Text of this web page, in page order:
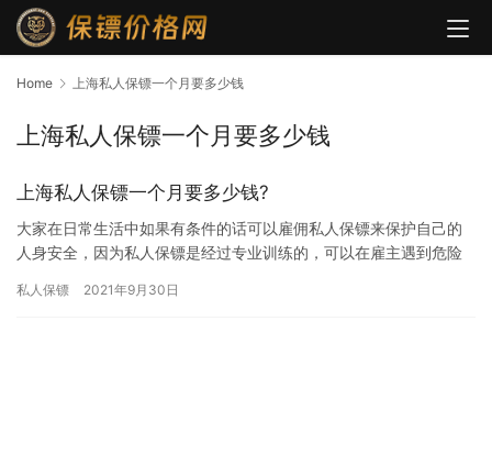
Home 上海私人保镖一个月要多少钱
上海私人保镖一个月要多少钱
上海私人保镖一个月要多少钱?
大家在日常生活中如果有条件的话可以雇佣私人保镖来保护自己的
人身安全，因为私人保镖是经过专业训练的，可以在雇主遇到危险
比较危…
私人保镖 2021年9月30日